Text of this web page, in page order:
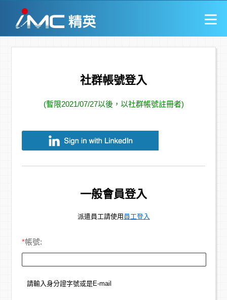
社群帳號登入
(暫限2021/07/27以後，以社群帳號註冊者)
一般會員登入
派遣員工請使用 員工登入
*帳號:
請輸入身分證字號或是E-mail